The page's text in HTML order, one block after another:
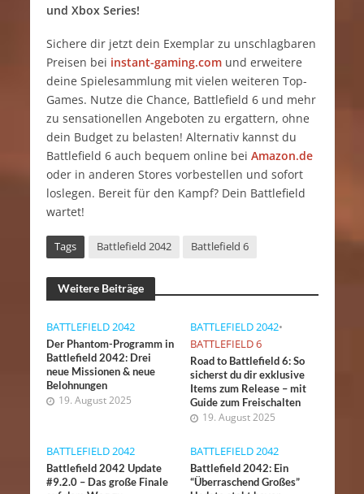
und Xbox Series!
Sichere dir jetzt dein Exemplar zu unschlagbaren
Preisen bei instant-gaming.comund erweitere
deine Spielesammlung mit vielen weiteren Top-
Games. Nutze die Chance, Battlefield 6 und mehr
zu sensationellen Angeboten zu ergattern, ohne
dein Budget zu belasten! Alternativ kannst du
Battlefield 6 auch bequem online bei Amazon.de
oder in anderen Stores vorbestellen und sofort
loslegen. Bereit für den Kampf? Dein Battlefield
wartet!
Tags Battlefield 2042 Battlefield 6
Weitere Beiträge
BATTLEFIELD 2042
Der Phantom-Programm in
Battlefield 2042: Drei
neue Missionen & neue
Belohnungen
19. August 2025
BATTLEFIELD 2042•
BATTLEFIELD 6
Road to Battlefield 6: So
sicherst du dir exklusive
Items zum Release – mit
Guide zum Freischalten
19. August 2025
BATTLEFIELD 2042
Battlefield 2042 Update
#9.2.0 – Das große Finale
BATTLEFIELD 2042
Battlefield 2042: Ein
“Überraschend Großes”